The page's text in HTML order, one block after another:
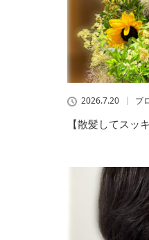
2026.7.20 ブ
【散髪してスッ